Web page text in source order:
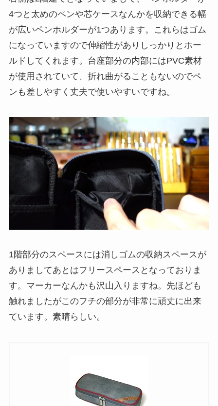
4つと太めのペンや芯ケースなんかを収納できる幅
が広いペンホルダーが1つあります。これらはゴム
になっていますので伸縮性がありしっかりとホー
ルドしてくれます。台座部分の内部にはPVC素材
が使用されていて、折れ曲がることもないのでペ
ンも差しやすく丈夫で使いやすいですね。
1階部分のスペースには消しゴムの収納スペースが
ありましてあとはフリースペース となっておりま
す。マーカーなんかも沢山入りますね。先ほども
触れましたがこのフチの部分が非常に頑丈に出来
ています。素晴らしい。